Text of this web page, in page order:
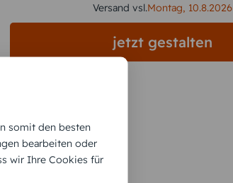
Versand vsl.Montag, 10.8.2026
jetzt gestalten
somit den besten
bearbeiten oder
wir Ihre Cookies für